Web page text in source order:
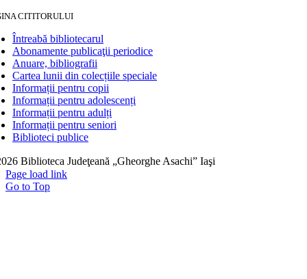
CITITORULUI
Întreabă bibliotecarul
Abonamente publicaţii periodice
Anuare, bibliografii
Cartea lunii din colecțiile speciale
Informații pentru copii
Informații pentru adolescenți
Informații pentru adulți
Informații pentru seniori
Biblioteci publice
Biblioteca Judeţeană „Gheorghe Asachi” Iaşi
Page load link
Go to Top